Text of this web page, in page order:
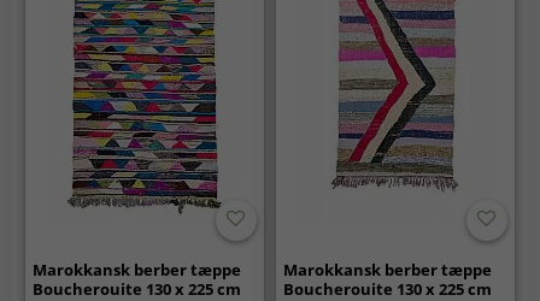
Marokkansk berber tæppe
Boucherouite 130 x 225 cm
Marokkansk berber tæppe
Boucherouite 130 x 225 cm